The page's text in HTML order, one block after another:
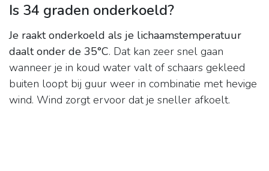
Is 34 graden onderkoeld?
Je raakt onderkoeld als je lichaamstemperatuur
daalt onder de 35°C. Dat kan zeer snel gaan
wanneer je in koud water valt of schaars gekleed
buiten loopt bij guur weer in combinatie met hevige
wind. Wind zorgt ervoor dat je sneller afkoelt.